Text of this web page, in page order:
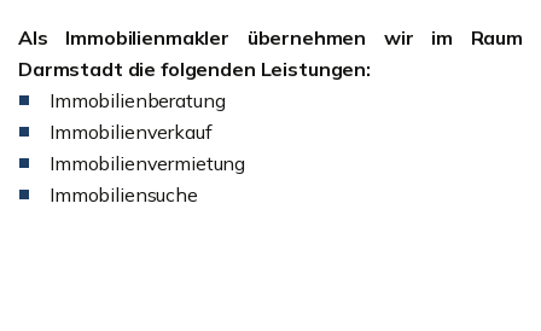
Als Immobilienmakler übernehmen wir im Raum
Darmstadt die folgenden Leistungen:
Immobilienberatung
Immobilienverkauf
Immobilienvermietung
Immobiliensuche